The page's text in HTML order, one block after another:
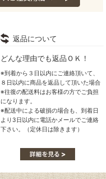
返品について
どんな理由でも返品ＯＫ！
※到着から３日以内にご連絡頂いて、
８日以内に商品を返品して頂いた場合
※往復の配送料はお客様の方でご負担
になります。
※配送中による破損の場合も、到着日
より3日以内に電話かメールでご連絡
下さい。（定休日は除きます）